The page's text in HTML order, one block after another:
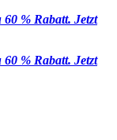
60 % Rabatt. Jetzt
60 % Rabatt. Jetzt